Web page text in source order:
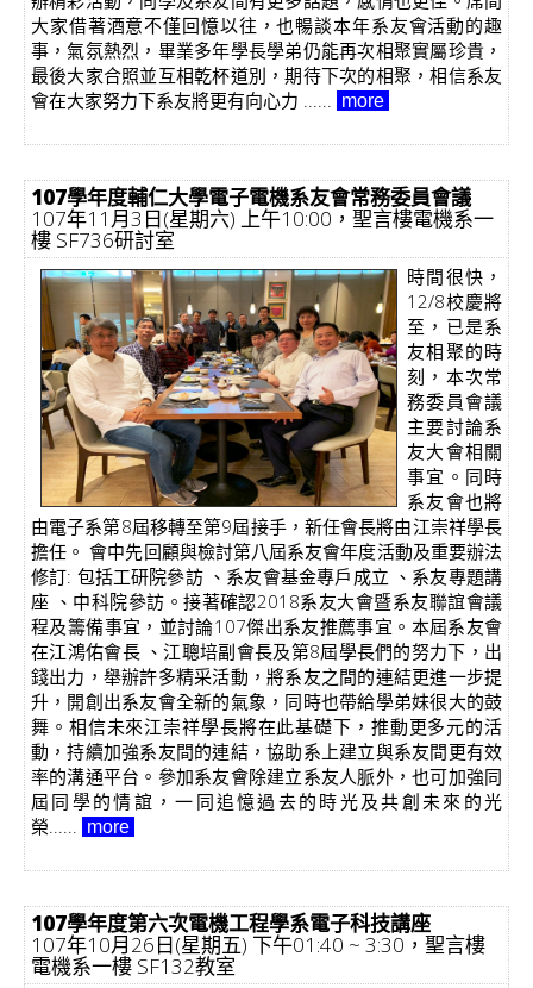
大家借著酒意不僅回憶以往，也暢談本年系友會活動的趣
事，氣氛熱烈，畢業多年學長學弟仍能再次相聚實屬珍貴，
最後大家合照並互相乾杯道別，期待下次的相聚，相信系友
會在大家努力下系友將更有向心力 ...... more
107學年度輔仁大學電子電機系友會常務委員會議
107年11月3日(星期六) 上午10:00，聖言樓電機系一
樓 SF736研討室
時間很快，
12/8校慶將
至，已是系
友相聚的時
刻，本次常
務委員會議
主要討論系
友大會相關
事宜。同時
系友會也將
由電子系第8屆移轉至第9屆接手，新任會長將由江崇祥學長
擔任。 會中先回顧與檢討第八屆系友會年度活動及重要辦法
修訂: 包括工研院參訪 、系友會基金專戶成立 、系友專題講
座 、中科院參訪。接著確認2018系友大會暨系友聯誼會議
程及籌備事宜，並討論107傑出系友推薦事宜。本屆系友會
在江鴻佑會長 、江聰培副會長及第8屆學長們的努力下，出
錢出力，舉辦許多精采活動，將系友之間的連結更進一步提
升，開創出系友會全新的氣象，同時也帶給學弟妹很大的鼓
舞。相信未來江崇祥學長將在此基礎下，推動更多元的活
動，持續加強系友間的連結，協助系上建立與系友間更有效
率的溝通平台。參加系友會除建立系友人脈外，也可加強同
屆同學的情誼，一同追憶過去的時光及共創未來的光
榮...... more
107學年度第六次電機工程學系電子科技講座
107年10月26日(星期五) 下午01:40 ~ 3:30，聖言樓
電機系一樓 SF132教室